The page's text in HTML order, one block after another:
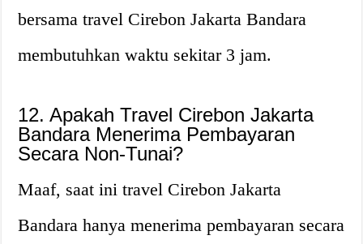
bersama travel Cirebon Jakarta Bandara
membutuhkan waktu sekitar 3 jam.
12. Apakah Travel Cirebon Jakarta
Bandara Menerima Pembayaran
Secara Non-Tunai?
Maaf, saat ini travel Cirebon Jakarta
Bandara hanya menerima pembayaran secara